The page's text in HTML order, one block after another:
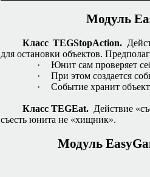
Модуль
Класс TEGStopAction.
для остановки объектов.
·
Юнит сам проверяет
·
При этом создается
·
Событие хранит
Класс TEGEat. Действие
съесть юнита не «хищник».
Модуль